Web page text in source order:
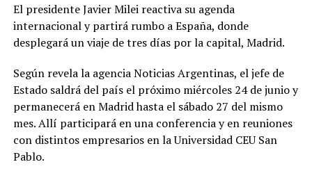
El presidente Javier Milei reactiva su agenda
internacional y partirá rumbo a España, donde
desplegará un viaje de tres días por la capital, Madrid.
Según revela la agencia Noticias Argentinas, el jefe de
Estado saldrá del país el próximo miércoles 24 de junio y
permanecerá en Madrid hasta el sábado 27 del mismo
mes. Allí participará en una conferencia y en reuniones
con distintos empresarios en la Universidad CEU San
Pablo.